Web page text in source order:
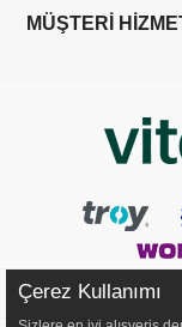
MÜŞTERİ
Çerez Kullanımı